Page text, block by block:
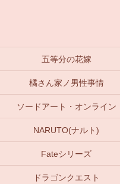
五等分の花嫁
橘さん家ノ男性事情
ソードアート・オンライン
NARUTO(ナルト)
Fateシリーズ
ドラゴンクエスト